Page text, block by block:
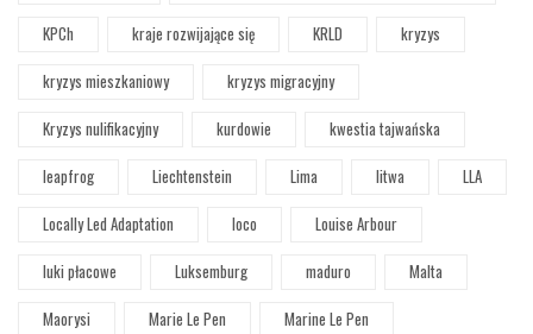
KPCh
kraje rozwijające się KRLD
kryzys
kryzys mieszkaniowy
kryzys migracyjny
Kryzys nulifikacyjny
kurdowie
kwestia tajwańska
leapfrog
Liechtenstein Lima litwa
LLA
Locally Led Adaptation
loco
Louise Arbour
luki płacowe
Luksemburg maduro
Malta
Maorysi
Marie Le Pen
Marine Le Pen